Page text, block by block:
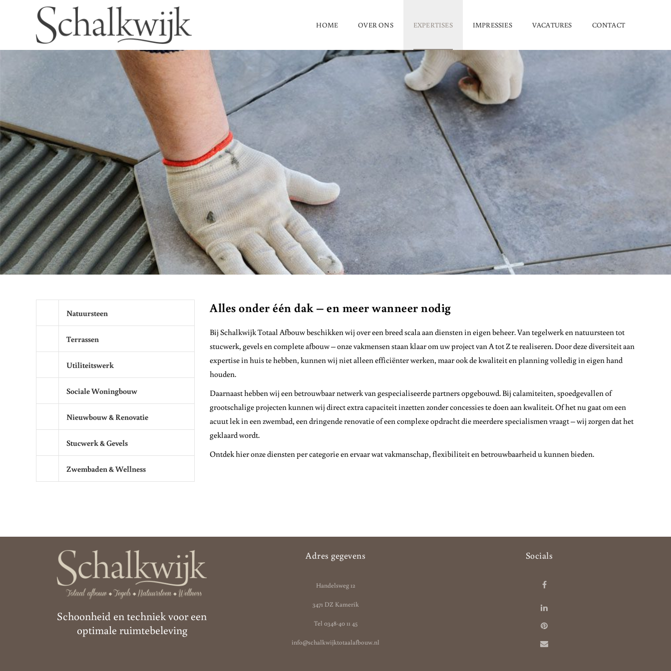
HOME OVER ONS EXPERTISES IMPRESSIES VACATURES CONTACT
Natuursteen
Terrassen
Utiliteitswerk
Sociale Woningbouw
Nieuwbouw & Renovatie
Stucwerk & Gevels
Zwembaden & Wellness
Alles onder één dak – en meer wanneer nodig
Bij Schalkwijk Totaal Afbouw beschikken wij over een breed scala aan diensten in eigen beheer. Van tegelwerk en natuursteen tot
stucwerk, gevels en complete afbouw – onze vakmensen staan klaar om uw project van A tot Z te realiseren. Door deze diversiteit aan
expertise in huis te hebben, kunnen wij niet alleen efficiënter werken, maar ook de kwaliteit en planning volledig in eigen hand
houden.
Daarnaast hebben wij een betrouwbaar netwerk van gespecialiseerde partners opgebouwd. Bij calamiteiten, spoedgevallen of
grootschalige projecten kunnen wij direct extra capaciteit inzetten zonder concessies te doen aan kwaliteit. Of het nu gaat om een
acuut lek in een zwembad, een dringende renovatie of een complexe opdracht die meerdere specialismen vraagt – wij zorgen dat het
geklaard wordt.
Ontdek hier onze diensten per categorie en ervaar wat vakmanschap, flexibiliteit en betrouwbaarheid u kunnen bieden.
Schoonheid en techniek voor een
optimale ruimtebeleving
Adres gegevens
Handelsweg 12
3471 DZ Kamerik
Tel 0348-40 11 45
info@schalkwijktotaalafbouw.nl
Socials